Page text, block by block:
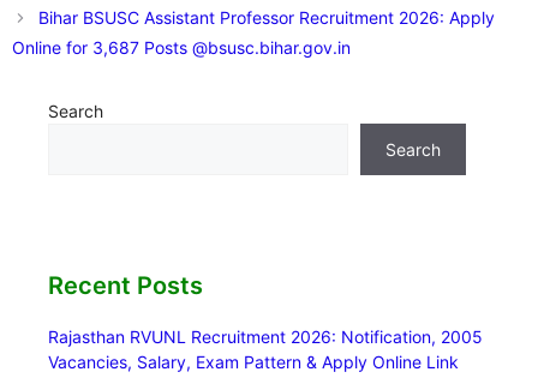
Bihar BSUSC Assistant Professor Recruitment 2026: Apply
Online for 3,687 Posts @bsusc.bihar.gov.in
Search
Search
Recent Posts
Rajasthan RVUNL Recruitment 2026: Notification, 2005
Vacancies, Salary, Exam Pattern & Apply Online Link